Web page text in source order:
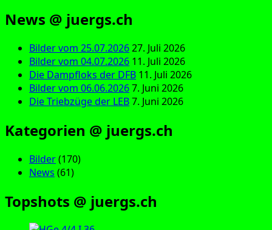
News @ juergs.ch
Bilder vom 25.07.202627. Juli 2026
Bilder vom 04.07.2026 11. Juli 2026
Die Dampfloks der DFB 11. Juli 2026
Bilder vom 06.06.20267. Juni 2026
Die Triebzüge der LEB7. Juni 2026
Kategorien @ juergs.ch
Bilder(170)
News (61)
Topshots @ juergs.ch